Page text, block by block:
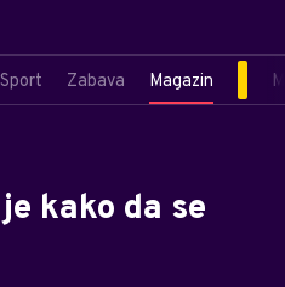
Sport Zabava Magazin
kako da se